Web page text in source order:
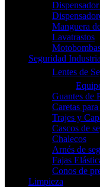
Manguera
Lavatrastos
Seguridad
Lentes de
Guantes de
Caretas
Trajes y
Cascos de
Chalecos
Arnés de
Fajas
Conos de
Limpieza